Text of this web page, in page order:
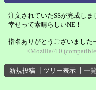
注文されていたSSが完成しま
幸せって素晴らしいNE！
指名ありがとうございました
<Mozilla/4.0
新規投稿 ツリー表示 一